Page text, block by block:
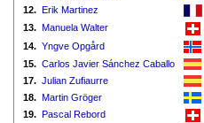
12. Erik Martinez
13. Manuela Walter
14. Yngve Opgård
15. Carlos Javier Sánchez Caballo
17. Julian Zufiaurre
18. Martin Gröger
19. Pascal Rebord